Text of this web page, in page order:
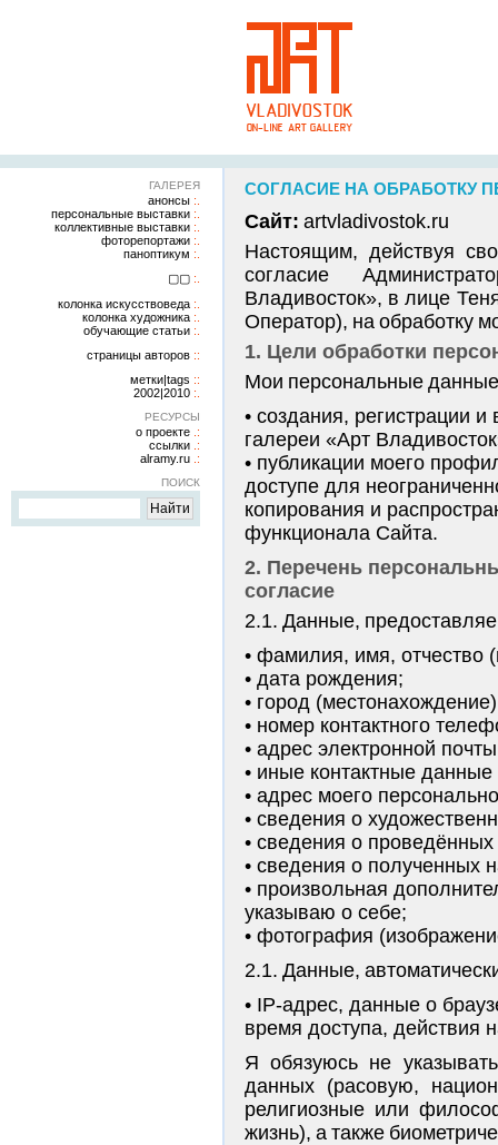
ГАЛЕРЕЯ
анонсы
персональные выставки
коллективные выставки
фоторепортажи
паноптикум
▢▢
колонка искусствоведа
колонка художника
обучающие статьи
страницы авторов
метки|tags
2002|2010
РЕСУРСЫ
о проекте
ссылки
alramy.ru
ПОИСК
СОГЛАСИЕ НА ОБРАБОТКУ
Сайт: artvladivostok.ru
Настоящим, действуя
согласие
Владивосток», в лице
Оператор), на обработку
1. Цели обработки
Мои персональные
создания, регистрации
галереи «Арт
публикации моего
доступе для
копирования и
функционала Сайта.
2. Перечень
согласие
2.1. Данные,
фамилия, имя, отчество
дата рождения;
город
номер контактного
адрес электронной
иные контактные
адрес моего
сведения о
сведения о проведённых
сведения о полученных
произвольная
указываю о себе;
фотография
2.1. Данные,
IP-адрес, данные о
время доступа, действия
Я обязуюсь не
данных (расовую,
религиозные или
жизнь), а также